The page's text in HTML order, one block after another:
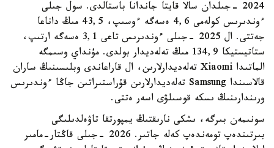
2024 -جىلدان سالا قايتا جاندانا باستالدى. سول جىلى
ءوندىرىس كولەمى 4,6 ەسەگە ءوسىپ، 43,5 مىڭ داناعا
جەتتى. ال 2025 -جىلى ءوندىرىس تاعى 3,1 ەسەگە ارتىپ،
ستاتيستيكا 134,9 مىڭ تەلەديدار بولدى. مۇنداي وسىمگە
الماتىدا Xiaomi تەلەديدارلارىن، ال قاراعاندى وبلىسىنىڭ ساران
قالاسىندا Samsung تەلەديدارلارىن قۇراستىراتىن جاڭا ءوندىرىس
ورىندارىنىڭ ىسكە قوسىلۋى اسەر ەتتى.
سونىمەن بىرگە، ىشكى نارىقتىڭ يمپورتقا تاۋەلدىلىگى
بىرتىندەپ تومەندەپ كەلە جاتىر. 2026 -جىلى قاڭتار-مامىر